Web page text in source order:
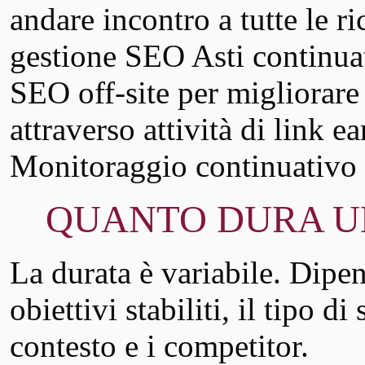
andare incontro a tutte le
gestione SEO Asti
SEO off-site per
attraverso attività di link
Monitoraggio continuativo
QUANTO DURA
La durata è variabile.
obiettivi stabiliti, il tipo di
contesto e i competitor.